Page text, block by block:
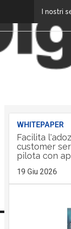
I nostri
WHITEPAPER
Facilita
customer
pilota con
19 Giu 2026